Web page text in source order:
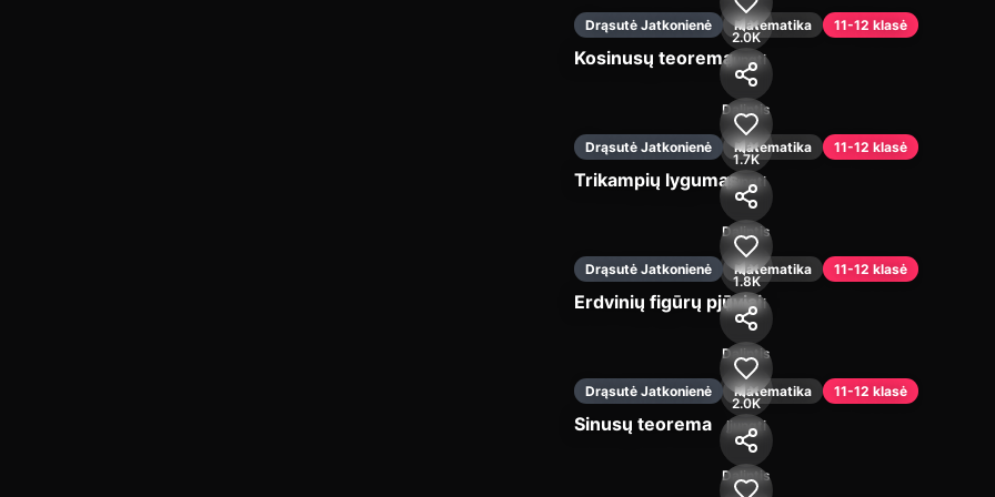
Įjungti
Drąsutė Jatkonienė Matematika 11-12 klasė
Kosinusų teorema
2.0K
Dalintis
Įjungti
Drąsutė Jatkonienė Matematika 11-12 klasė
Trikampių lygumas
1.7K
Dalintis
Įjungti
Drąsutė Jatkonienė Matematika 11-12 klasė
Erdvinių figūrų pjūviai
1.8K
Dalintis
Įjungti
Drąsutė Jatkonienė Matematika 11-12 klasė
Sinusų teorema
2.0K
Dalintis